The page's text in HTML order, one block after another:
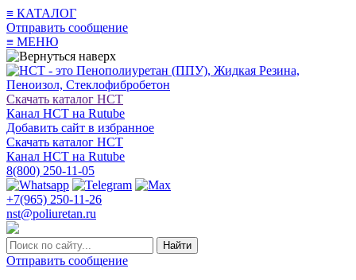
≡ КАТАЛОГ
Отправить сообщение
≡ МЕНЮ
Скачать каталог НСТ
Канал НСТ на Rutube
Добавить сайт в избранное
Скачать каталог НСТ
Канал НСТ на Rutube
8(800) 250-11-05
+7(965) 250-11-26
nst@poliuretan.ru
Найти
Отправить сообщение